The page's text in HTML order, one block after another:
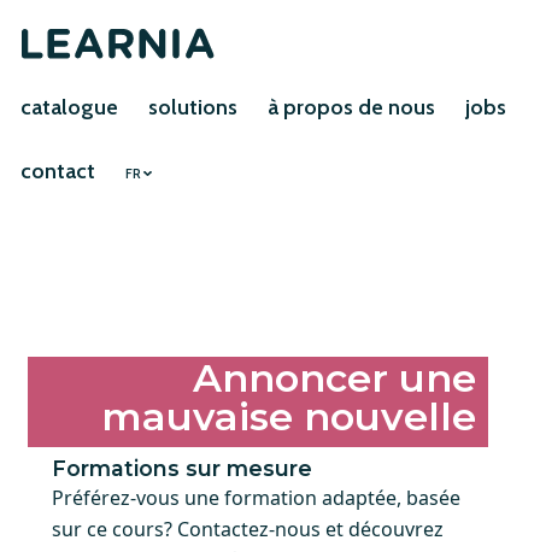
catalogue solutions à propos de nous jobs
contact FR
Annoncer une
mauvaise nouvelle
Formations sur mesure
Préférez-vous une formation adaptée, basée
sur ce cours? Contactez-nous et découvrez